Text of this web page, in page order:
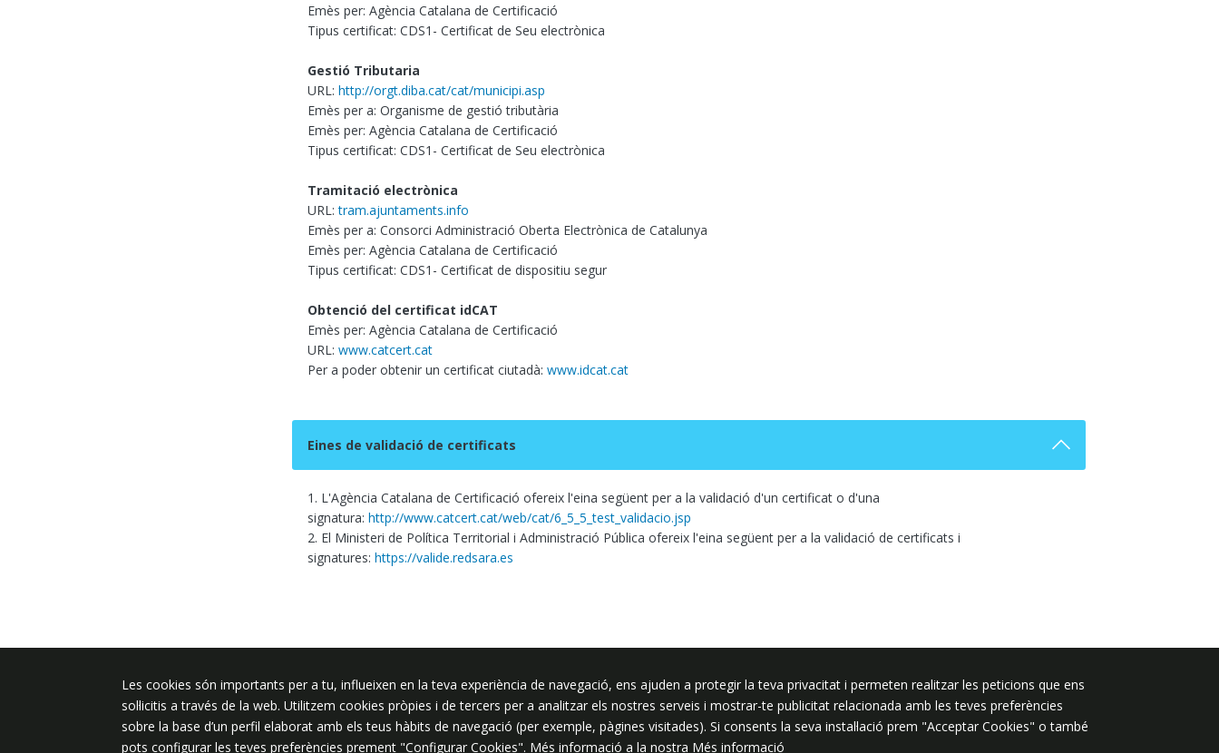
Emès per: Agència Catalana de Certificació
Tipus certificat: CDS1- Certificat de Seu electrònica
Gestió Tributaria
URL: http://orgt.diba.cat/cat/municipi.asp
Emès per a: Organisme de gestió tributària
Emès per: Agència Catalana de Certificació
Tipus certificat: CDS1- Certificat de Seu electrònica
Tramitació electrònica
URL:tram.ajuntaments.info
Emès per a: Consorci Administració Oberta Electrònica de Catalunya
Emès per: Agència Catalana de Certificació
Tipus certificat: CDS1- Certificat de dispositiu segur
Obtenció del certificat idCAT
Emès per: Agència Catalana de Certificació
URL: www.catcert.cat
Per a poder obtenir un certificat ciutadà: www.idcat.cat
Eines de validació de certificats
1. L'Agència Catalana de Certificació ofereix l'eina següent per a la validació d'un certificat o d'una
signatura: http://www.catcert.cat/web/cat/6_5_5_test_validacio.jsp
2. El Ministeri de Política Territorial i Administració Pública ofereix l'eina següent per a la validació de certificats i
signatures: https://valide.redsara.es
Plaça de l'Ajuntament 6, 08340 Vilassar
de Mar
937 542 400
Segueix-nos a:
Les cookies són importants per a tu, influeixen en la teva experiència de navegació, ens ajuden a protegir la teva privacitat i permeten realitzar les peticions que ens
sol·licitis a través de la web. Utilitzem cookies pròpies i de tercers per a analitzar els nostres serveis i mostrar-te publicitat relacionada amb les teves preferències
sobre la base d’un perfil elaborat amb els teus hàbits de navegació (per exemple, pàgines visitades). Si consents la seva instal·lació prem "Acceptar Cookies" o també
pots configurar les teves preferències prement "Configurar Cookies". Més informació a la nostra Més informació